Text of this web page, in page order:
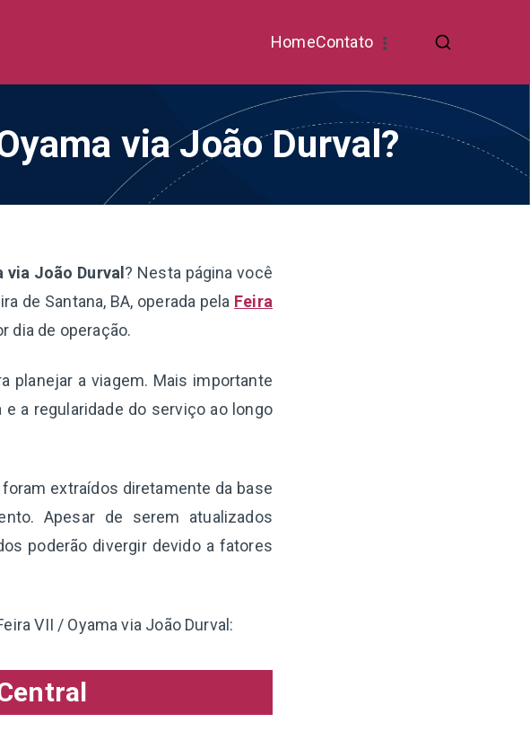
HomeContato
via João Durval?
via João Durval ? Nesta página você
de Santana, BA, operada pela Feira
dia de operação.
planejar a viagem. Mais importante
a regularidade do serviço ao longo
extraídos diretamente da base
Apesar de serem atualizados
poderão divergir devido a fatores
VII / Oyama via João Durval: